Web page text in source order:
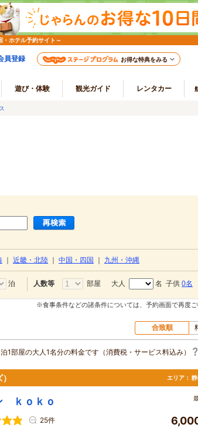
ホテル予約サイト～
員登録 お得な特典をみる
遊び・体験 観光ガイド レンタカー
近畿・北陸 中国・四国 九州・沖縄
泊 人数等 部屋 大人 名 子供 0名
※食事条件などの諸条件については、予約画面で再度ご
合致順
1部屋の大人1名分の料金です（消費税・サービス料込み）
エリア：
ｋｏｋｏ
25件